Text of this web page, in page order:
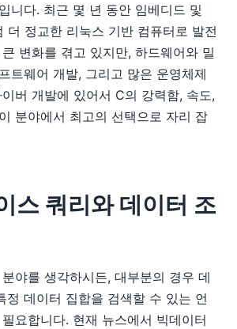
니다. 최근 몇 년 동안 임베디드 및
더 정교한 리눅스 기반 컴퓨터로 발전
변화를 겪고 있지만, 하드웨어와 밀
트웨어 개발, 그리고 많은 운영체제
버 개발에 있어서 C의 강력함, 속도,
분야에서 최고의 선택으로 자리 잡
스 쿼리와 데이터 조
야를 생각하시든, 대부분의 경우 데
정 데이터 집합을 검색할 수 있는 언
요합니다. 현재 뉴스에서 빅데이터